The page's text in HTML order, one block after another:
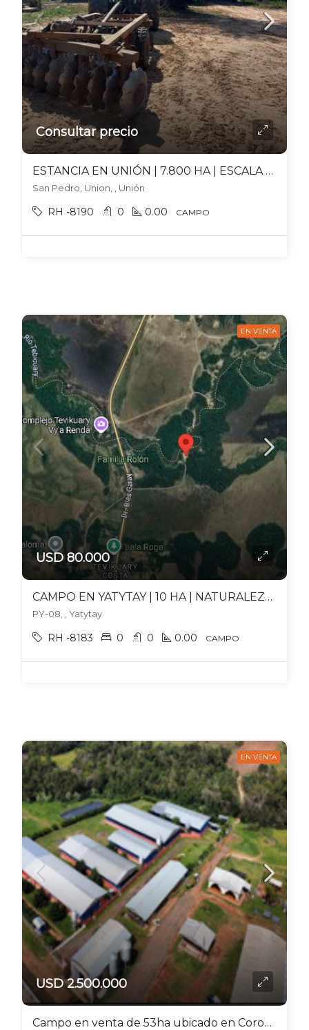
Consultar precio
ESTANCIA EN UNIÓN | 7.800 HA | ESCALA PRODUCTIVA Y OPERACIÓN TOTAL
San Pedro, Union, , Unión
RH -8190 0 0.00 CAMPO
EN VENTA
USD 80.000
CAMPO EN YATYTAY | 10 HA | NATURALEZA Y PRODUCCIÓN
PY-08, , Yatytay
RH -8183 0 0 0.00 CAMPO
EN VENTA
USD 2.500.000
Campo en venta de 53ha ubicado en Coronel Oviedo – Paraguay